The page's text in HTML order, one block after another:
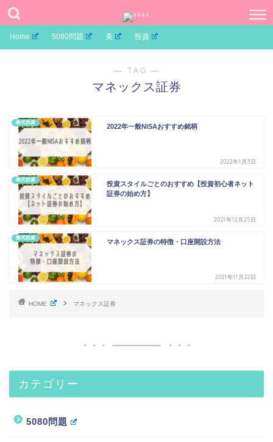
Home 5080問題 美 投資
― TAG ―
マネックス証券
株式投資
2022年一般NISAおすすめ銘柄
2022年1月3日
株式投資
投資スタイルごとのおすすめ【投資初心者ネット
証券の始め方】
2021年12月25日
株式投資
マネックス証券の特徴・口座開設方法
2021年11月22日
HOME マネックス証券
カテゴリー
5080問題